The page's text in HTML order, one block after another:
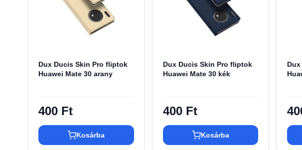
Dux Ducis Skin Pro fliptok
Huawei Mate 30 arany
400 Ft
Kosárba
Dux Ducis Skin Pro fliptok
Huawei Mate 30 kék
400 Ft
Kosárba